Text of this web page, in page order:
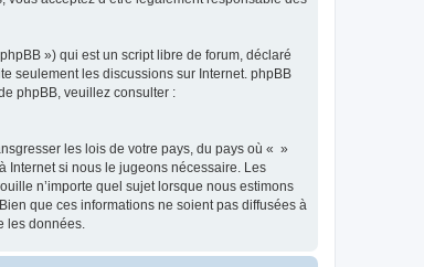
») qui est un script libre de forum, déclaré
seulement les discussions sur Internet. phpBB
phpBB, veuillez consulter :
les lois de votre pays, du pays où « »
Internet si nous le jugeons nécessaire. Les
n’importe quel sujet lorsque nous estimons
que ces informations ne soient pas diffusées à
les données.